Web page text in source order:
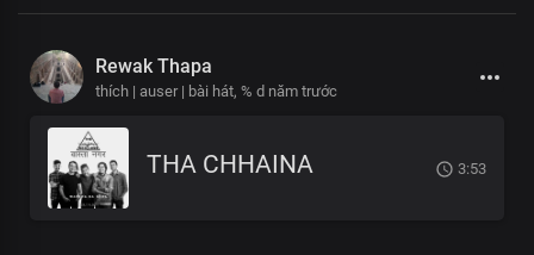
Rewak Thapa
thích | auser | bài hát, % d năm trước
THA CHHAINA 3:53